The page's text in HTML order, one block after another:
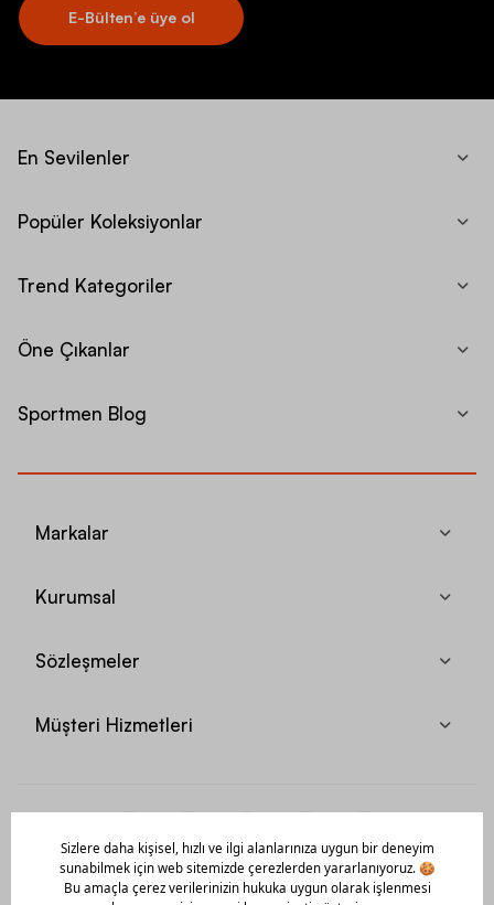
E-Bülten’e üye ol
En Sevilenler
Popüler Koleksiyonlar
Trend Kategoriler
Öne Çıkanlar
Sportmen Blog
Markalar
Kurumsal
Sözleşmeler
Müşteri Hizmetleri